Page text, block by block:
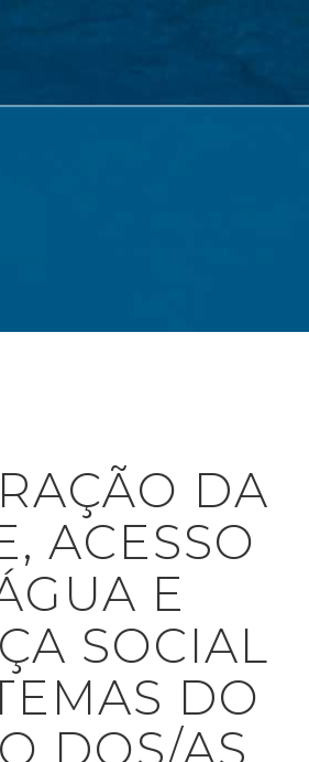
DA
ACESSO
E
SOCIAL
DO
DOS/AS